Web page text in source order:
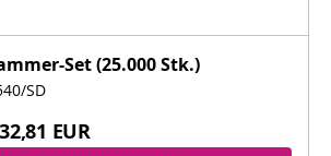
Set (25.000 Stk.)
SD
EUR